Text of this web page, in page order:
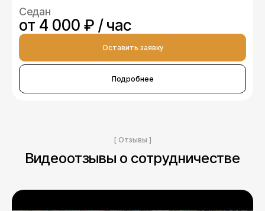
Седан
от 4 000 ₽ / час
Оставить заявку
Подробнее
[ Отзывы ]
Видеоотзывы о сотрудничестве